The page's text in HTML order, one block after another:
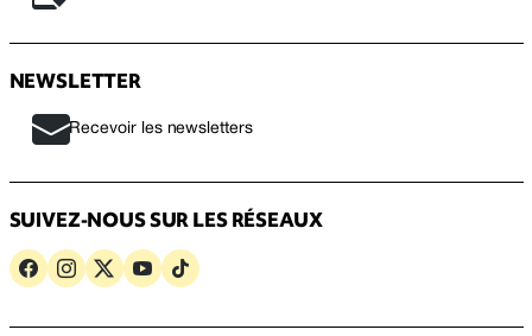
NEWSLETTER
Recevoir les newsletters
SUIVEZ-NOUS SUR LES RÉSEAUX